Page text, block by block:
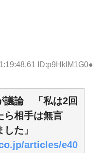
ID:p9HklM1G0●
議論 「私は2回
ら相手は無言
た」
articles/e40